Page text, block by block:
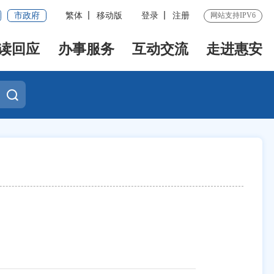
市政府 繁体 移动版 登录 注册 网站支持IPV6
回应 办事服务 互动交流 走进惠安